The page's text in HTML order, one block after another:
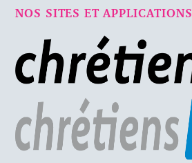
NOS SITES ET APPLICATIONS